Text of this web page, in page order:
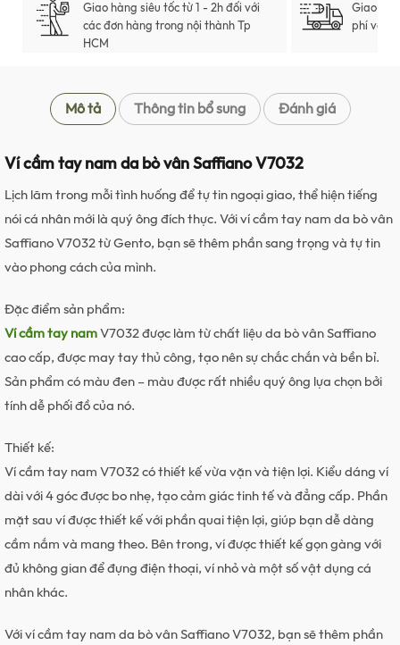
Giao hàng siêu tốc từ 1 - 2h đối với
các đơn hàng trong nội thành Tp
HCM
Giao
phí với
Mô tả Thông tin bổ sung Đánh giá
Ví cầm tay nam da bò vân Saffiano V7032
Lịch lãm trong mỗi tình huống để tự tin ngoại giao, thể hiện tiếng
nói cá nhân mới là quý ông đích thực. Với ví cầm tay nam da bò vân
Saffiano V7032 từ Gento, bạn sẽ thêm phần sang trọng và tự tin
vào phong cách của mình.
Đặc điểm sản phẩm:
Ví cầm tay namV7032 được làm từ chất liệu da bò vân Saffiano
cao cấp, được may tay thủ công, tạo nên sự chắc chắn và bền bỉ.
Sản phẩm có màu đen – màu được rất nhiều quý ông lựa chọn bởi
tính dễ phối đồ của nó.
Thiết kế:
Ví cầm tay nam V7032 có thiết kế vừa vặn và tiện lợi. Kiểu dáng ví
dài với 4 góc được bo nhẹ, tạo cảm giác tinh tế và đẳng cấp. Phần
mặt sau ví được thiết kế với phần quai tiện lợi, giúp bạn dễ dàng
cầm nắm và mang theo. Bên trong, ví được thiết kế gọn gàng với
đủ không gian để đựng điện thoại, ví nhỏ và một số vật dụng cá
nhân khác.
Với ví cầm tay nam da bò vân Saffiano V7032, bạn sẽ thêm phần